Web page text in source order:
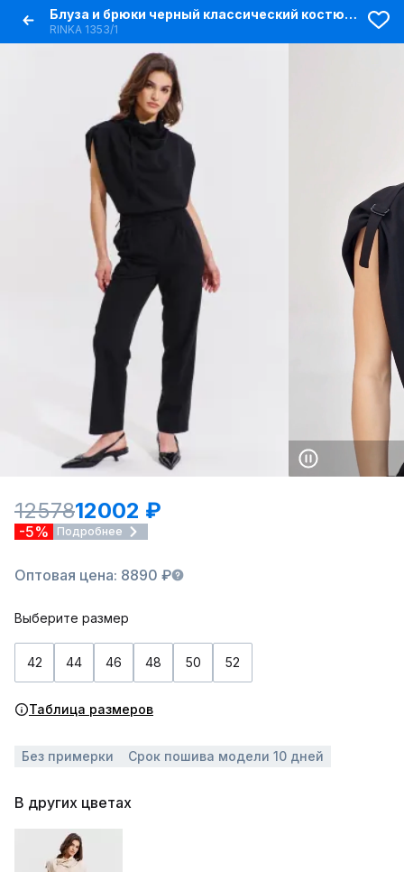
Блуза и брюки черный классический костюм с карманами
RINKA 1353/1
1257812002 ₽
-5% Подробнее
Оптовая цена: 8890 ₽
Выберите размер
42 44 46 48 50 52
Таблица размеров
Без примерки Срок пошива модели 10 дней
В других цветах